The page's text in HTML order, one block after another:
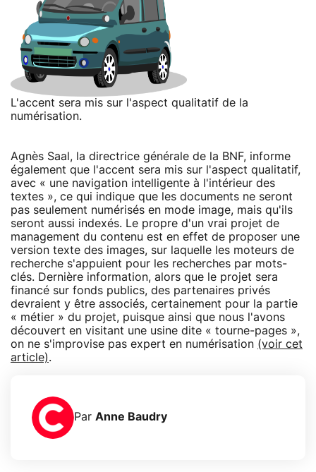
L'accent sera mis sur l'aspect qualitatif de la
numérisation.
Agnès Saal, la directrice générale de la BNF, informe
également que l'accent sera mis sur l'aspect qualitatif,
avec « une navigation intelligente à l'intérieur des
textes », ce qui indique que les documents ne seront
pas seulement numérisés en mode image, mais qu'ils
seront aussi indexés. Le propre d'un vrai projet de
management du contenu est en effet de proposer une
version texte des images, sur laquelle les moteurs de
recherche s'appuient pour les recherches par mots-
clés. Dernière information, alors que le projet sera
financé sur fonds publics, des partenaires privés
devraient y être associés, certainement pour la partie
« métier » du projet, puisque ainsi que nous l'avons
découvert en visitant une usine dite « tourne-pages »,
on ne s'improvise pas expert en numérisation (voir cet
article).
Par Anne Baudry